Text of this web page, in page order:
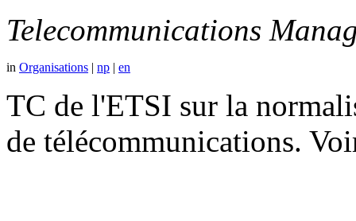
Telecommunications
in Organisations | np | en
TC de l'ETSI sur la
de télécommunications.